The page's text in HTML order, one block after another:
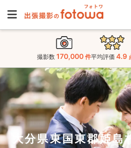
撮影数 170,000 件平均評価 4.9
大分県東国東郡姫島